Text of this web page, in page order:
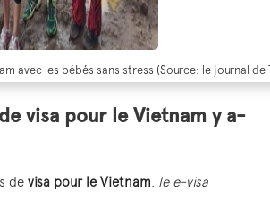
avec les bébés sans stress (Source: le journal de
visa pour le Vietnam y a-
de visa pour le Vietnam le e-visa